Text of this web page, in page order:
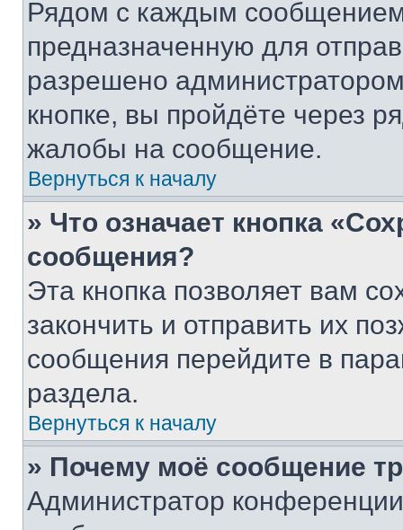
Рядом с каждым сообщением
предназначенную для
разрешено
кнопке, вы пройдёте через
жалобы на сообщение.
Вернуться к началу
» Что означает кнопка
сообщения?
Эта кнопка позволяет вам
закончить и отправить их
сообщения перейдите в
раздела.
Вернуться к началу
» Почему моё сообщение
Администратор